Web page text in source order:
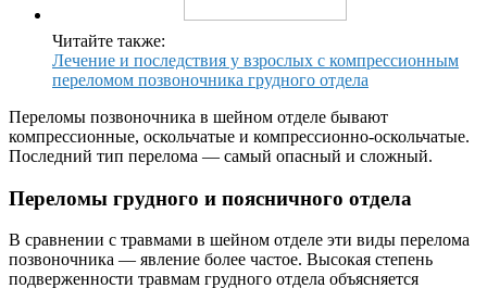
Читайте также:
Лечение и последствия у взрослых с компрессионным
переломом позвоночника грудного отдела
Переломы позвоночника в шейном отделе бывают
компрессионные, оскольчатые и компрессионно-оскольчатые.
Последний тип перелома — самый опасный и сложный.
Переломы грудного и поясничного отдела
В сравнении с травмами в шейном отделе эти виды перелома
позвоночника — явление более частое. Высокая степень
подверженности травмам грудного отдела объясняется